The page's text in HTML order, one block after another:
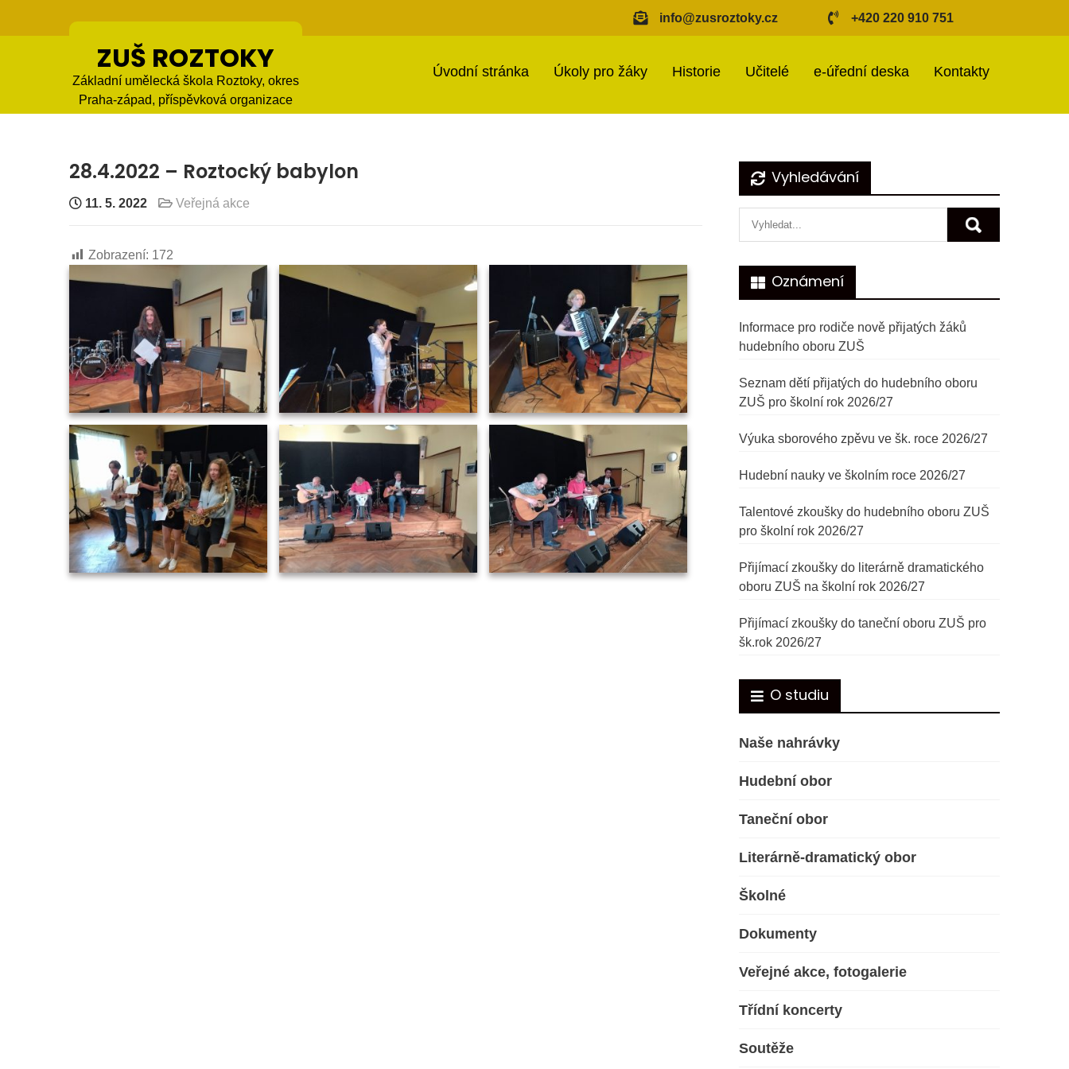
info@zusroztoky.cz +420 220 910 751
ZUŠ ROZTOKY
Základní umělecká škola Roztoky, okres
Praha-západ, příspěvková organizace
Úvodní stránka Úkoly pro žáky Historie Učitelé e-úřední deska Kontakty
28.4.2022 – Roztocký babylon
11. 5. 2022 Veřejná akce
Zobrazení: 172
Vyhledávání
Oznámení
Informace pro rodiče nově přijatých žáků
hudebního oboru ZUŠ
Seznam dětí přijatých do hudebního oboru
ZUŠ pro školní rok 2026/27
Výuka sborového zpěvu ve šk. roce 2026/27
Hudební nauky ve školním roce 2026/27
Talentové zkoušky do hudebního oboru ZUŠ
pro školní rok 2026/27
Přijímací zkoušky do literárně dramatického
oboru ZUŠ na školní rok 2026/27
Přijímací zkoušky do taneční oboru ZUŠ pro
šk.rok 2026/27
O studiu
Naše nahrávky
Hudební obor
Taneční obor
Literárně-dramatický obor
Školné
Dokumenty
Veřejné akce, fotogalerie
Třídní koncerty
Soutěže